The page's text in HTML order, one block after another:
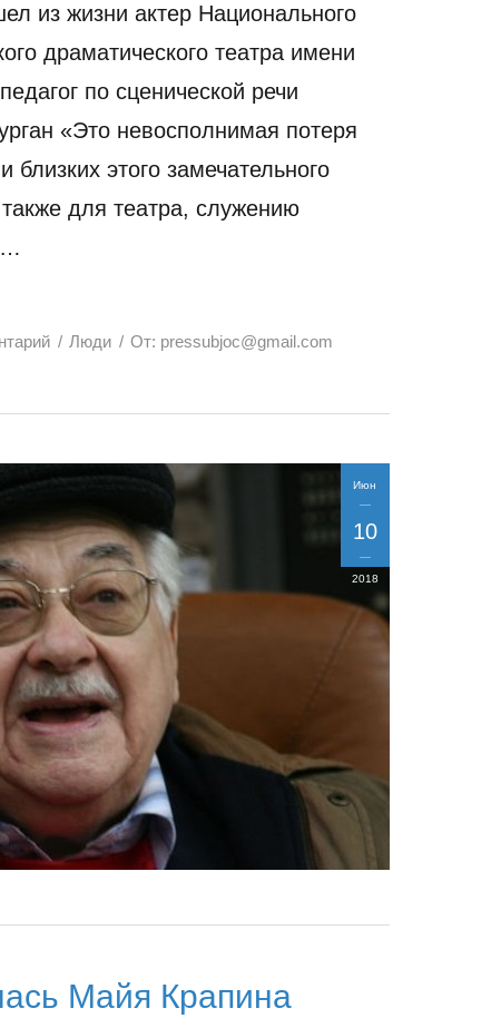
из жизни актер Национального
драматического театра имени
по сценической речи
«Это невосполнимая потеря
близких этого замечательного
для театра, служению
Люди От: pressubjoc@gmail.com
Июн
10
2018
Майя Крапина